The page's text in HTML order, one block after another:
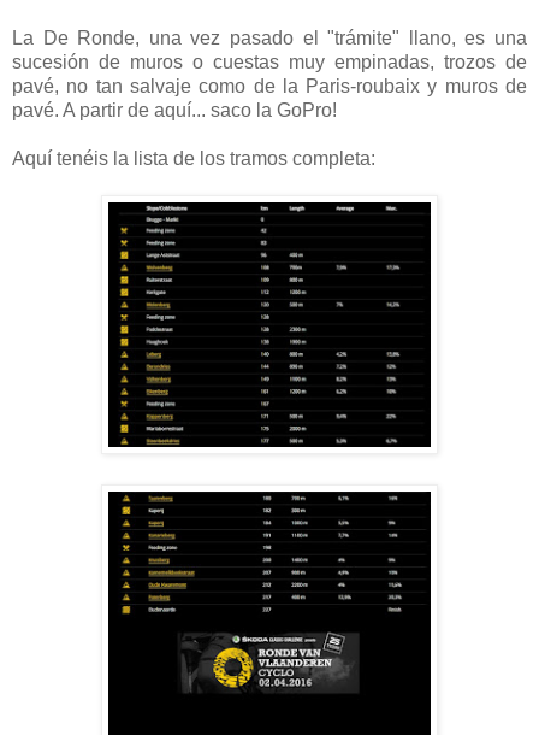
La De Ronde, una vez pasado el "trámite" llano, es una
sucesión de muros o cuestas muy empinadas, trozos de
pavé, no tan salvaje como de la Paris-roubaix y muros de
pavé. A partir de aquí... saco la GoPro!
Aquí tenéis la lista de los tramos completa: